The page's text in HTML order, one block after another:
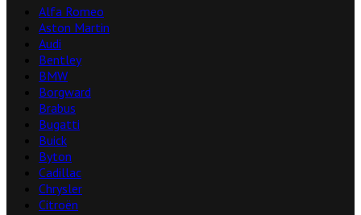
Alfa Romeo
Aston Martin
Audi
Bentley
BMW
Borgward
Brabus
Bugatti
Buick
Byton
Cadillac
Chrysler
Citroën